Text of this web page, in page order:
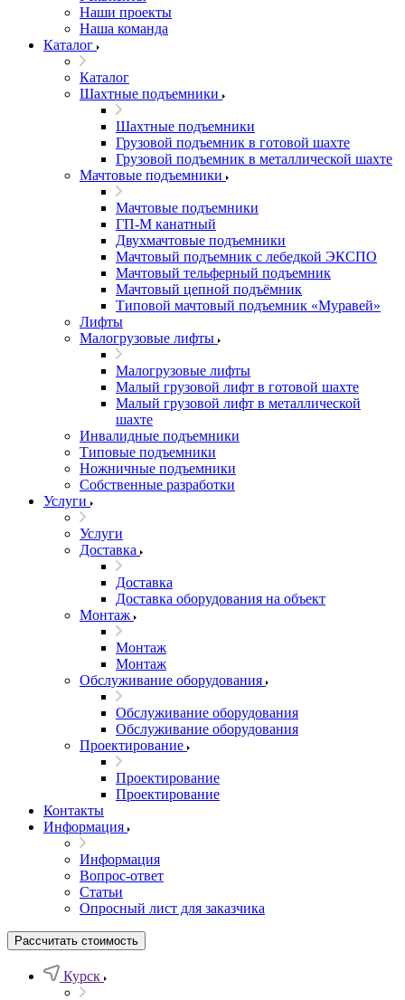
Наши проекты
Наша команда
Каталог
Каталог
Шахтные подъемники
Шахтные подъемники
Грузовой подъемник в готовой шахте
Грузовой подъемник в металлической шахте
Мачтовые подъемники
Мачтовые подъемники
ГП-М канатный
Двухмачтовые подъемники
Мачтовый подъемник с лебедкой ЭКСПО
Мачтовый тельферный подъемник
Мачтовый цепной подъёмник
Типовой мачтовый подъемник «Муравей»
Лифты
Малогрузовые лифты
Малогрузовые лифты
Малый грузовой лифт в готовой шахте
Малый грузовой лифт в металлической
шахте
Инвалидные подъемники
Типовые подъемники
Ножничные подъемники
Собственные разработки
Услуги
Услуги
Доставка
Доставка
Доставка оборудования на объект
Монтаж
Монтаж
Монтаж
Обслуживание оборудования
Обслуживание оборудования
Обслуживание оборудования
Проектирование
Проектирование
Проектирование
Контакты
Информация
Информация
Вопрос-ответ
Статьи
Опросный лист для заказчика
Рассчитать стоимость
Курск